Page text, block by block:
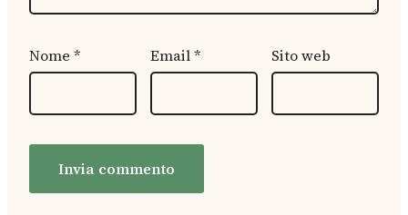
Nome * Email* Sito web